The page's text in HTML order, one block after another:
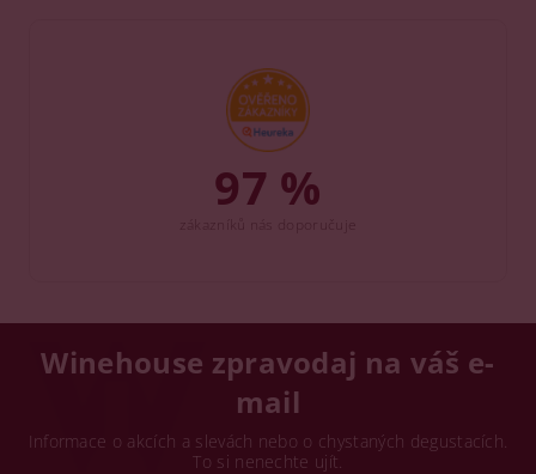
97 %
Winehouse zpravodaj na váš e-
mail
Informace o akcích a slevách nebo o chystaných degustacích.
To si nenechte ujít.